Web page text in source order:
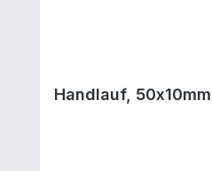
Handlauf,